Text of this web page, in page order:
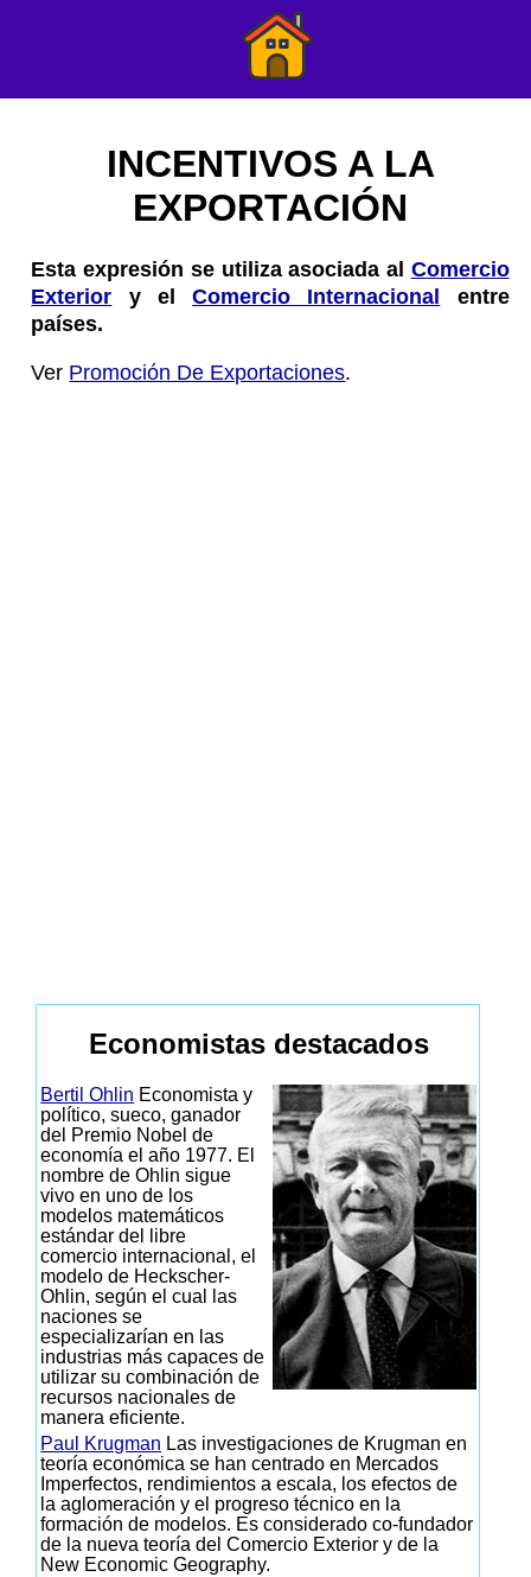
INCENTIVOS A LA
EXPORTACIÓN
Esta expresión se utiliza asociada al Comercio
Exterior y elComercio Internacional entre
países.
Ver Promoción De Exportaciones.
Economistas destacados
Bertil Ohlin Economista y
político, sueco, ganador
del Premio Nobel de
economía el año 1977. El
nombre de Ohlin sigue
vivo en uno de los
modelos matemáticos
estándar del libre
comercio internacional, el
modelo de Heckscher-
Ohlin, según el cual las
naciones se
especializarían en las
industrias más capaces de
utilizar su combinación de
recursos nacionales de
manera eficiente.
Paul Krugman Las investigaciones de Krugman en
teoría económica se han centrado en Mercados
Imperfectos, rendimientos a escala, los efectos de
la aglomeración y el progreso técnico en la
formación de modelos. Es considerado co-fundador
de la nueva teoría del Comercio Exterior y de la
New Economic Geography.